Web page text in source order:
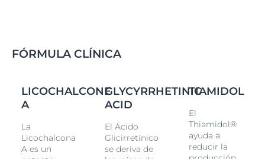
Proporciona una defensa adicional contra la
La fórmula está enriquecida además con Thiamidol,
un ingrediente eficaz y patentado que actúa en la raíz
de la
hiperpigmentación. Reduce visiblemente las
manchas oscuras con el paso del tiempo y, cuando se
utiliza regularmente, previene su reaparición.
Eucerin Sun Pigment Control FPS50+ Tono Medio
FÓRMULA CLÍNICA
LICOCHALCONE
A
La
Licochalcona
A es un
GLYCYRRHETINIC
ACID
El Ácido
Glicirretínico
se deriva de
TIAMIDOL
El
Thiamidol®
ayuda a
reducir la